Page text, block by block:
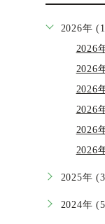
2026年
2026
2026
2026
2026
2026
2026
2025年
2024年